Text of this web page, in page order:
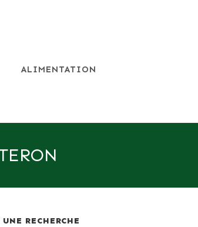
ALIMENTATION
RECHERCHE